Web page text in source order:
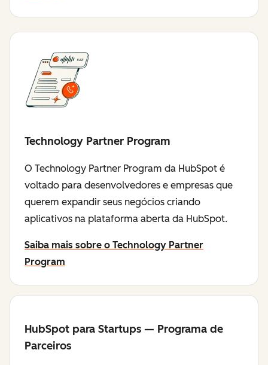
Technology Partner Program
O Technology Partner Program da HubSpot é
voltado para desenvolvedores e empresas que
querem expandir seus negócios criando
aplicativos na plataforma aberta da HubSpot.
Saiba mais sobre o Technology Partner
Program
HubSpot para Startups — Programa de
Parceiros